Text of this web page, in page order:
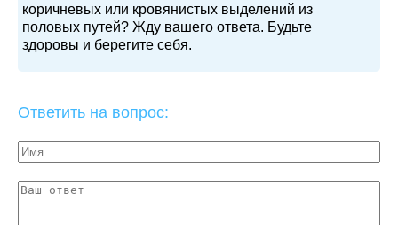
коричневых или кровянистых выделений из
половых путей? Жду вашего ответа. Будьте
здоровы и берегите себя.
Ответить на вопрос: